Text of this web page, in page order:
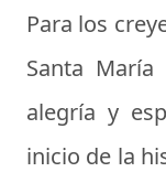
Para los
Santa
alegría y
inicio de la